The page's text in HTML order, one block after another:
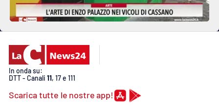
In onda su:
DTT - Canali 11, 17 e 111
Scarica tutte le nostre app!